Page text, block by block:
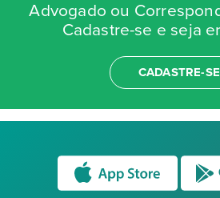
Advogado ou
Cadastre-se e seja
CADASTRE-SE